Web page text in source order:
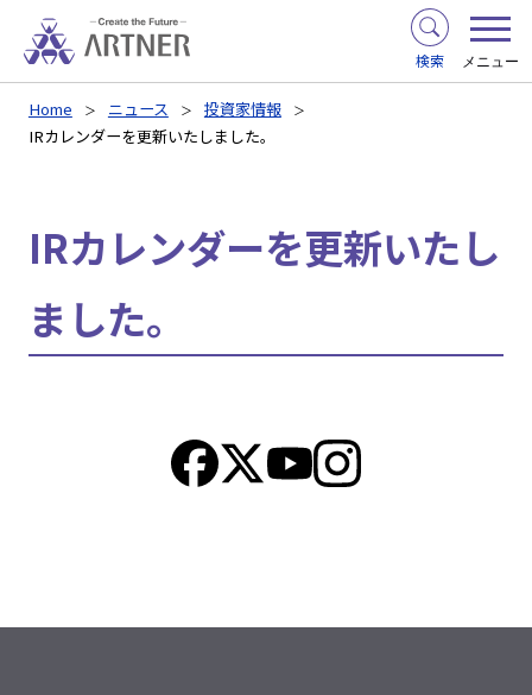
検索 メニュー
Home ニュース
投資家情報
IRカレンダーを更新いたしました。
IRカレンダーを更新いたし
ました。